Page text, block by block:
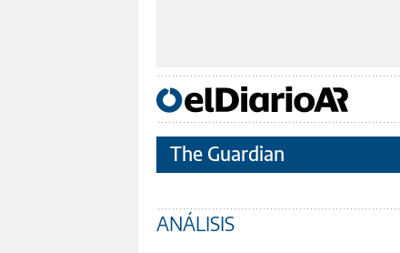
The Guardian
ANÁLISIS